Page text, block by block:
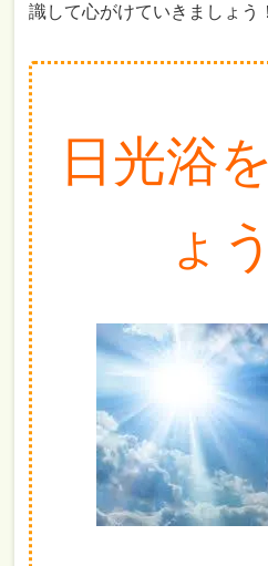
識して心がけていきましょう！
日光浴
ょ